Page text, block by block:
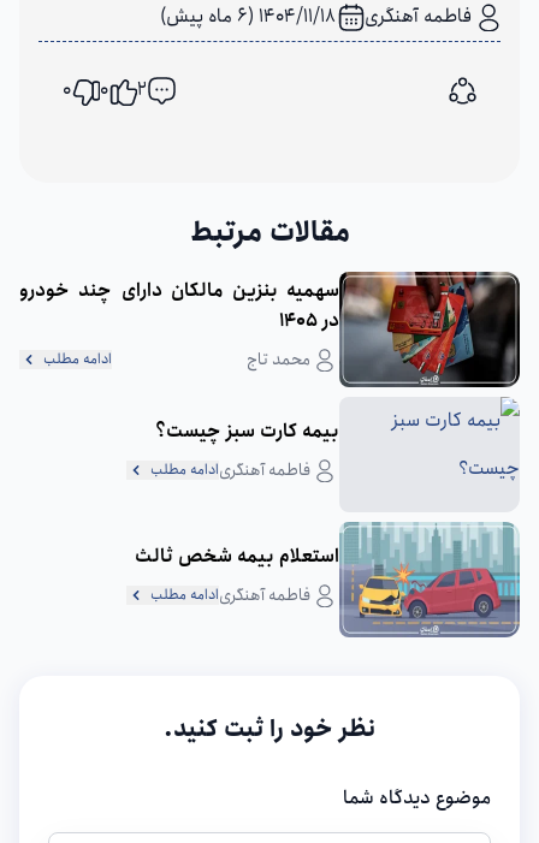
فاطمه آهنگری 1404/11/18 (6 ماه پیش)
اشتراک گذاری
2
0
0
مقالات مرتبط
سهمیه بنزین مالکان دارای چند خودرو
در 1405
محمد تاج ادامه مطلب
بیمه کارت سبز چیست؟
فاطمه آهنگریادامه مطلب
استعلام بیمه شخص ثالث
فاطمه آهنگریادامه مطلب
نظر خود را ثبت کنید.
موضوع دیدگاه شما